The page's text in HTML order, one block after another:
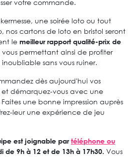
votre commande.
une soirée loto ou tout
cartons de loto en bristol seront
le meilleur rapport qualité-prix de
vous permettant ainsi de profiter
sans vous ruiner.
dès aujourd'hui vos
démarquez-vous avec une
une bonne impression auprès
leur une expérience de jeu
est joignable partéléphone ou
de 9h à 12 et de 13h à 17h30. Vous